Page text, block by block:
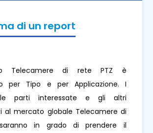
di un report
Telecamere di rete PTZ è
per Tipo e per Applicazione. I
le parti interessate e gli altri
al mercato globale Telecamere di
in grado di prendere il